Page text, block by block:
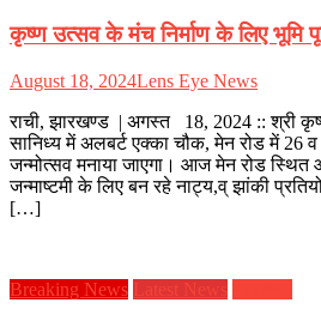
कृष्ण उत्सव के मंच निर्माण के लिए भूमि
August 18, 2024Lens Eye News
राची, झारखण्ड | अगस्त 18, 2024 :: श्री
सानिध्य में अलबर्ट एक्का चौक, मेन रोड में 26
जन्मोत्सव मनाया जाएगा। आज मेन रोड
जन्माष्टमी के लिए बन रहे नाट्य,व् झांकी
[…]
Breaking News Latest News